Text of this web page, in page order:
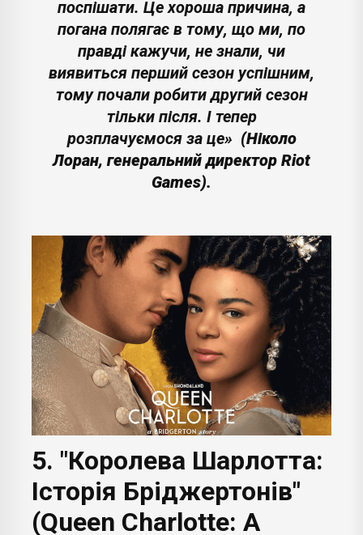
поспішати. Це хороша причина, а
погана полягає в тому, що ми, по
правді кажучи, не знали, чи
виявиться перший сезон успішним,
тому почали робити другий сезон
тільки після. І тепер
розплачуємося за це» (Ніколо
Лоран, генеральний директор Riot
Games).
5. "Королева Шарлотта:
Історія Бріджертонів"
(Queen Charlotte: A